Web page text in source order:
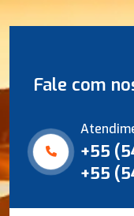
Fale com
+55
+55